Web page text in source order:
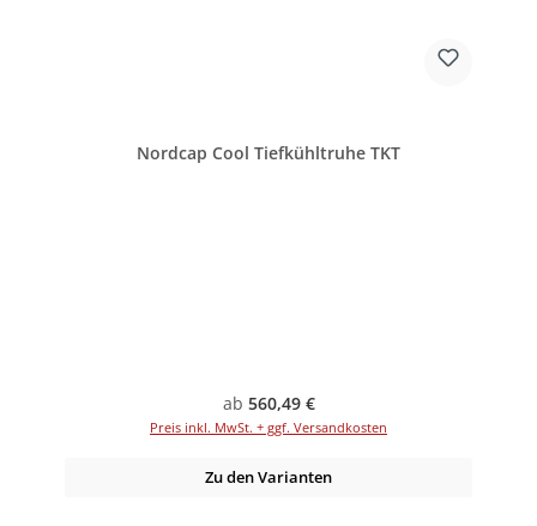
Nordcap Cool Tiefkühltruhe TKT
Regulärer Preis:
ab 560,49 €
Preis inkl. MwSt. + ggf. Versandkosten
Zu den Varianten